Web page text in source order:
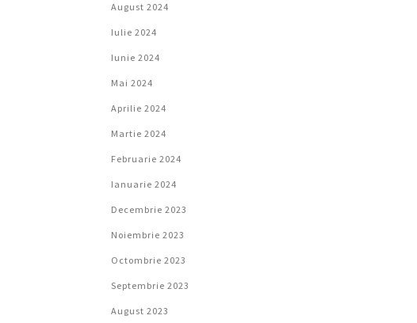
August 2024
Iulie 2024
Iunie 2024
Mai 2024
Aprilie 2024
Martie 2024
Februarie 2024
Ianuarie 2024
Decembrie 2023
Noiembrie 2023
Octombrie 2023
Septembrie 2023
August 2023